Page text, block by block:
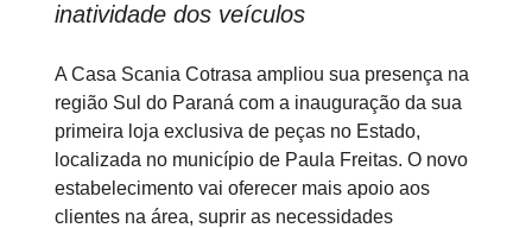
inatividade dos veículos
A Casa Scania Cotrasa ampliou sua presença na
região Sul do Paraná com a inauguração da sua
primeira loja exclusiva de peças no Estado,
localizada no município de Paula Freitas. O novo
estabelecimento vai oferecer mais apoio aos
clientes na área, suprir as necessidades